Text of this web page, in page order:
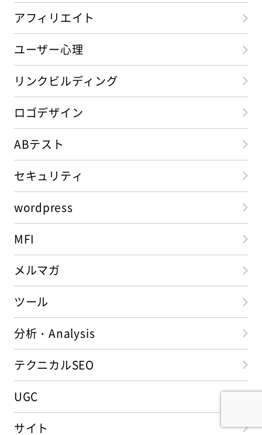
アフィリエイト
ユーザー心理
リンクビルディング
ロゴデザイン
ABテスト
セキュリティ
wordpress
MFI
メルマガ
ツール
分析・Analysis
テクニカルSEO
UGC
サイト